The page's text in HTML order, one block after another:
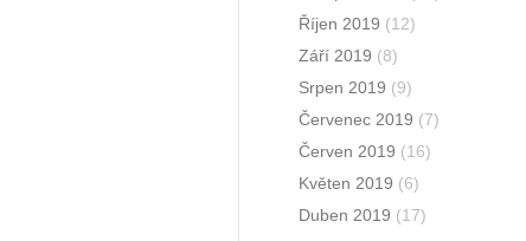
Říjen 2019 (12)
Září 2019 (8)
Srpen 2019 (9)
Červenec 2019 (7)
Červen 2019 (16)
Květen 2019 (6)
Duben 2019 (17)